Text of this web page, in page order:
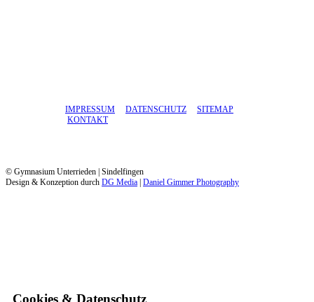
IMPRESSUM DATENSCHUTZ
SITEMAP
KONTAKT
© Gymnasium Unterrieden | Sindelfingen
Design & Konzeption durch DG Media Daniel Gimmer Photography
Cookies & Datenschutz